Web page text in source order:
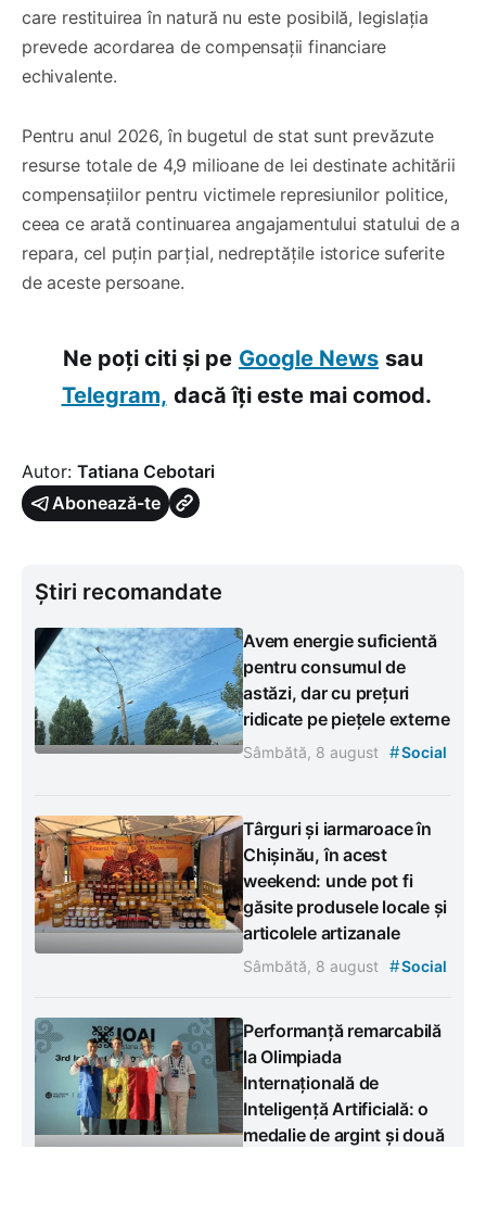
care restituirea în natură nu este posibilă, legislația
prevede acordarea de compensații financiare
echivalente.
Pentru anul 2026, în bugetul de stat sunt prevăzute
resurse totale de 4,9 milioane de lei destinate achitării
compensațiilor pentru victimele represiunilor politice,
ceea ce arată continuarea angajamentului statului de a
repara, cel puțin parțial, nedreptățile istorice suferite
de aceste persoane.
Ne poți citi și pe Google News sau
Telegram, dacă îți este mai comod.
Autor: Tatiana Cebotari
Abonează-te
Știri recomandate
Avem energie suficientă
pentru consumul de
astăzi, dar cu prețuri
ridicate pe piețele externe
Sâmbătă, 8 august #Social
Târguri și iarmaroace în
Chișinău, în acest
weekend: unde pot fi
găsite produsele locale și
articolele artizanale
Sâmbătă, 8 august #Social
Performanță remarcabilă
la Olimpiada
Internațională de
Inteligență Artificială: o
medalie de argint și două